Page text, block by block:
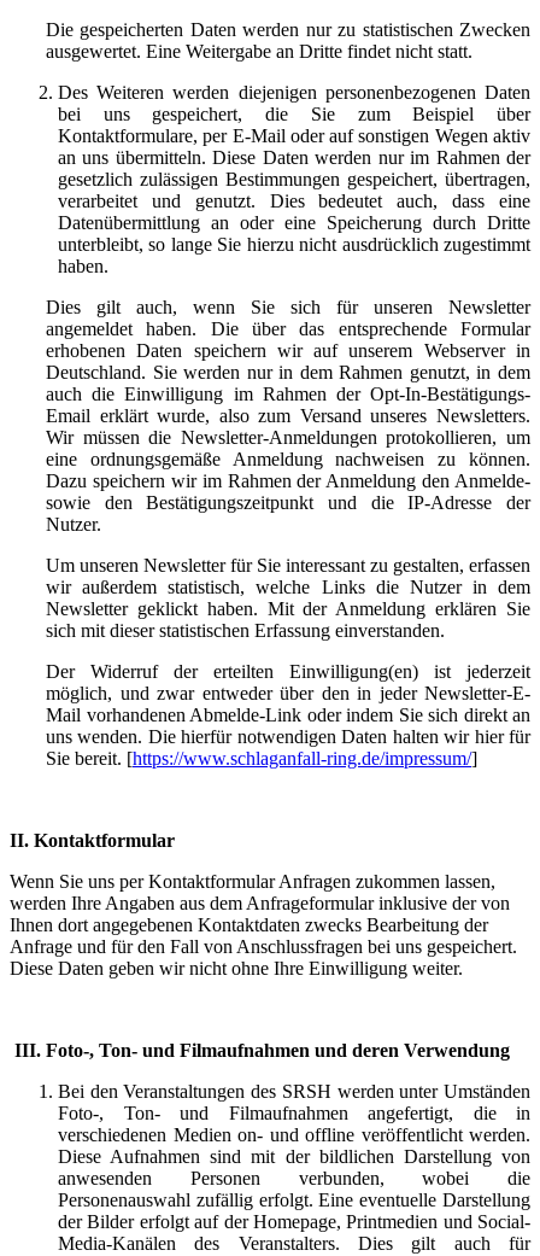
Die gespeicherten Daten werden nur zu statistischen Zwecken
ausgewertet. Eine Weitergabe an Dritte findet nicht statt.
Des Weiteren werden diejenigen personenbezogenen Daten
bei uns gespeichert, die Sie zum Beispiel über
Kontaktformulare, per E-Mail oder auf sonstigen Wegen aktiv
an uns übermitteln. Diese Daten werden nur im Rahmen der
gesetzlich zulässigen Bestimmungen gespeichert, übertragen,
verarbeitet und genutzt. Dies bedeutet auch, dass eine
Datenübermittlung an oder eine Speicherung durch Dritte
unterbleibt, so lange Sie hierzu nicht ausdrücklich zugestimmt
haben.
Dies gilt auch, wenn Sie sich für unseren Newsletter
angemeldet haben. Die über das entsprechende Formular
erhobenen Daten speichern wir auf unserem Webserver in
Deutschland. Sie werden nur in dem Rahmen genutzt, in dem
auch die Einwilligung im Rahmen der Opt-In-Bestätigungs-
Email erklärt wurde, also zum Versand unseres Newsletters.
Wir müssen die Newsletter-Anmeldungen protokollieren, um
eine ordnungsgemäße Anmeldung nachweisen zu können.
Dazu speichern wir im Rahmen der Anmeldung den Anmelde-
sowie den Bestätigungszeitpunkt und die IP-Adresse der
Nutzer.
Um unseren Newsletter für Sie interessant zu gestalten, erfassen
wir außerdem statistisch, welche Links die Nutzer in dem
Newsletter geklickt haben. Mit der Anmeldung erklären Sie
sich mit dieser statistischen Erfassung einverstanden.
Der Widerruf der erteilten Einwilligung(en) ist jederzeit
möglich, und zwar entweder über den in jeder Newsletter-E-
Mail vorhandenen Abmelde-Link oder indem Sie sich direkt an
uns wenden. Die hierfür notwendigen Daten halten wir hier für
Sie bereit. [https://www.schlaganfall-ring.de/impressum/]
II. Kontaktformular
Wenn Sie uns per Kontaktformular Anfragen zukommen lassen,
werden Ihre Angaben aus dem Anfrageformular inklusive der von
Ihnen dort angegebenen Kontaktdaten zwecks Bearbeitung der
Anfrage und für den Fall von Anschlussfragen bei uns gespeichert.
Diese Daten geben wir nicht ohne Ihre Einwilligung weiter.
III. Foto-, Ton- und Filmaufnahmen und deren Verwendung
Bei den Veranstaltungen des SRSH werden unter Umständen
Foto-, Ton- und Filmaufnahmen angefertigt, die in
verschiedenen Medien on- und offline veröffentlicht werden.
Diese Aufnahmen sind mit der bildlichen Darstellung von
anwesenden Personen verbunden, wobei die
Personenauswahl zufällig erfolgt. Eine eventuelle Darstellung
der Bilder erfolgt auf der Homepage, Printmedien und Social-
Media-Kanälen des Veranstalters. Dies gilt auch für